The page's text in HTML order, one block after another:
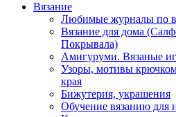
Вязание
Любимые журналы по
Вязание для дома
Покрывала)
Амигуруми. Вязаные
Узоры, мотивы
края
Бижутерия, украшения
Обучение вязанию для